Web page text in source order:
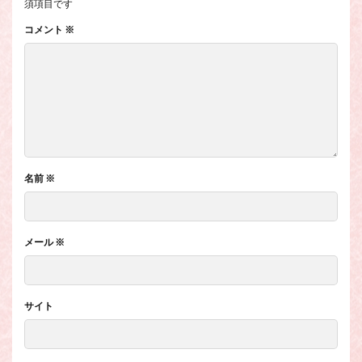
須項目です
コメント ※
名前 ※
メール※
サイト